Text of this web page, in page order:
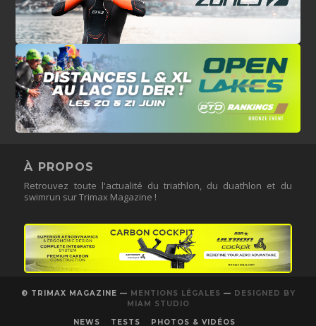
À PROPOS
Retrouvez toute l'actualité du triathlon, du duathlon et du
swimrun sur Trimax Magazine !
© TRIMAX MAGAZINE — MENTIONS LÉGALES — DESIGNED BY
MIAM STUDIO
NEWS
TESTS PHOTOS & VIDÉOS